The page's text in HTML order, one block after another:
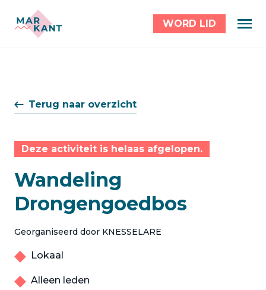
WORD LID
Terug naar overzicht
Deze activiteit is helaas afgelopen.
Wandeling
Drongengoedbos
Georganiseerd door KNESSELARE
Lokaal
Alleen leden